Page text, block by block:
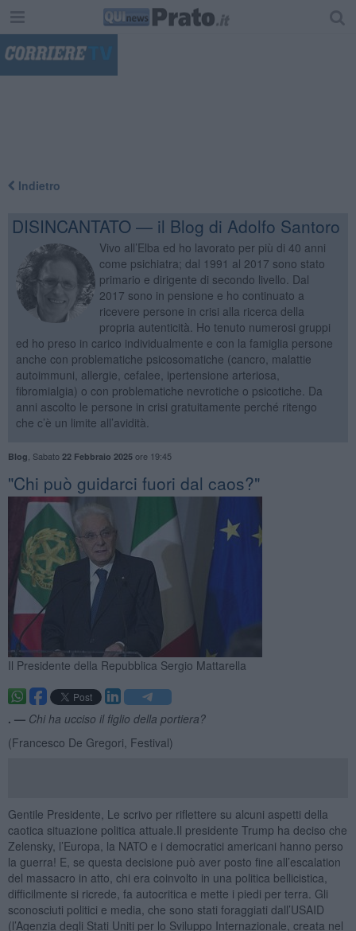
Indietro
DISINCANTATO — il Blog di Adolfo Santoro
Vivo all’Elba ed ho lavorato per più di 40 anni
come psichiatra; dal 1991 al 2017 sono stato
primario e dirigente di secondo livello. Dal
2017 sono in pensione e ho continuato a
ricevere persone in crisi alla ricerca della
propria autenticità. Ho tenuto numerosi gruppi
ed ho preso in carico individualmente e con la famiglia persone
anche con problematiche psicosomatiche (cancro, malattie
autoimmuni, allergie, cefalee, ipertensione arteriosa,
fibromialgia) o con problematiche nevrotiche o psicotiche. Da
anni ascolto le persone in crisi gratuitamente perché ritengo
che c’è un limite all’avidità.
Blog Sabato 22 Febbraio 2025ore 19:45
"Chi può guidarci fuori dal caos?"
Il Presidente della Repubblica Sergio Mattarella
. — Chi ha ucciso il figlio della portiera?
(Francesco De Gregori, Festival)
Gentile Presidente, Le scrivo per riflettere su alcuni aspetti della
caotica situazione politica attuale.Il presidente Trump ha deciso che
Zelensky, l’Europa, la NATO e i democratici americani hanno perso
la guerra! E, se questa decisione può aver posto fine all’escalation
del massacro in atto, chi era coinvolto in una politica bellicistica,
difficilmente si ricrede, fa autocritica e mette i piedi per terra. Gli
sconosciuti politici e media, che sono stati foraggiati dall’USAID
(l’Agenzia degli Stati Uniti per lo Sviluppo Internazionale, creata nel